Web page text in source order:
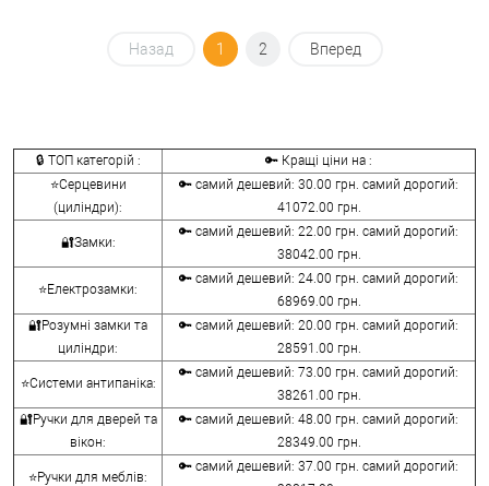
Назад 1 2 Вперед
🔒 ТОП категорій :
🔑 Кращі ціни на :
⭐Серцевини
(циліндри):
🔑 самий дешевий: 30.00 грн. самий дорогий:
41072.00 грн.
🔐Замки:
🔑 самий дешевий: 22.00 грн. самий дорогий:
38042.00 грн.
⭐Електрозамки:
🔑 самий дешевий: 24.00 грн. самий дорогий:
68969.00 грн.
🔐Розумні замки та
циліндри:
🔑 самий дешевий: 20.00 грн. самий дорогий:
28591.00 грн.
⭐Системи антипаніка:
🔑 самий дешевий: 73.00 грн. самий дорогий:
38261.00 грн.
🔐Ручки для дверей та
вікон:
🔑 самий дешевий: 48.00 грн. самий дорогий:
28349.00 грн.
⭐Ручки для меблів:
🔑 самий дешевий: 37.00 грн. самий дорогий: